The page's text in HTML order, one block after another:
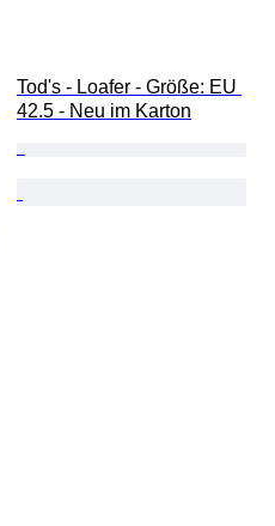
Tod's - Loafer - Größe: EU
42.5 - Neu im Karton